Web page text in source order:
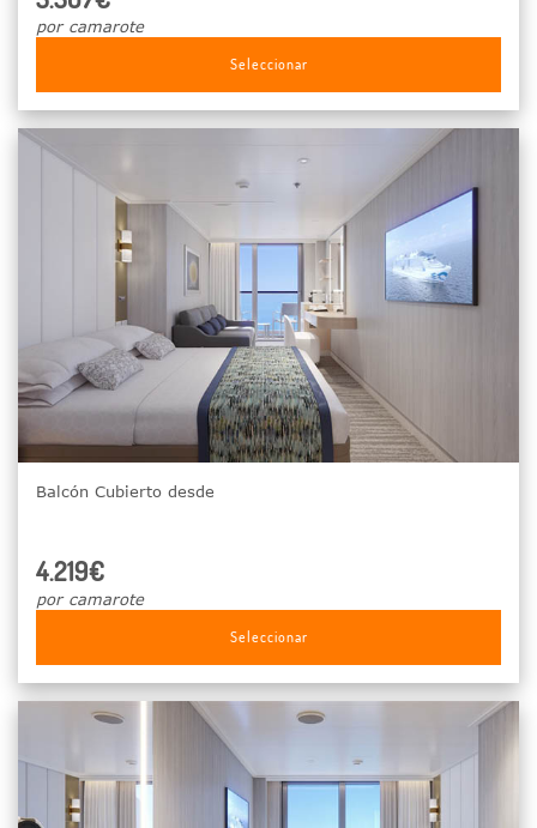
por camarote
Seleccionar
Balcón Cubierto desde
4.219€
por camarote
Seleccionar